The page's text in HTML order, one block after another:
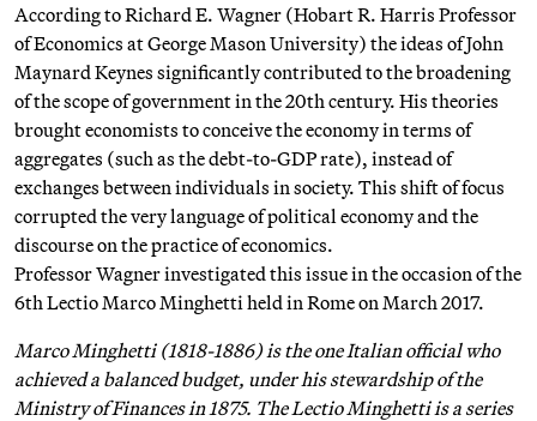
According to Richard E. Wagner (Hobart R. Harris Professor
of Economics at George Mason University) the ideas of John
Maynard Keynes significantly contributed to the broadening
of the scope of government in the 20th century. His theories
brought economists to conceive the economy in terms of
aggregates (such as the debt-to-GDP rate), instead of
exchanges between individuals in society. This shift of focus
corrupted the very language of political economy and the
discourse on the practice of economics.
Professor Wagner investigated this issue in the occasion of the
6th Lectio Marco Minghetti held in Rome on March 2017.
Marco Minghetti (1818-1886) is the one Italian official who
achieved a balanced budget, under his stewardship of the
Ministry of Finances in 1875. The Lectio Minghetti is a series